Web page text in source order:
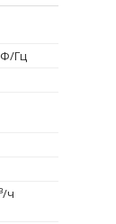
Ф/Гц
ч